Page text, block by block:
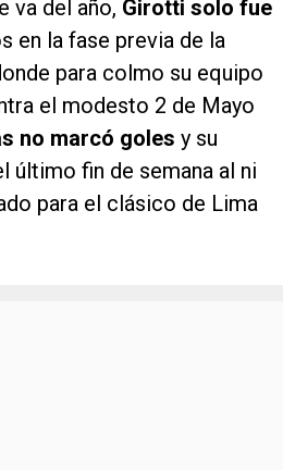
va del año, Girotti solo fue
en la fase previa de la
para colmo su equipo
el modesto 2 de Mayo
no marcó goles y su
último fin de semana al ni
para el clásico de Lima